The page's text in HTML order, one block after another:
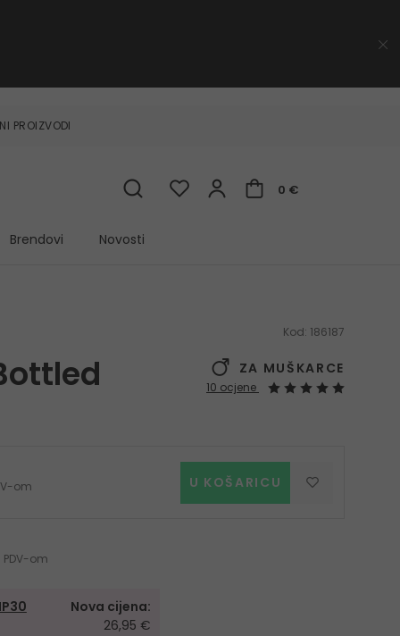
PROIZVODI
0 €
Brendovi Novosti
Kod: 186187
ZA MUŠKARCE
10 ocjene
om
U KOŠARICU
PDV-om
Nova cijena:
26,95 €